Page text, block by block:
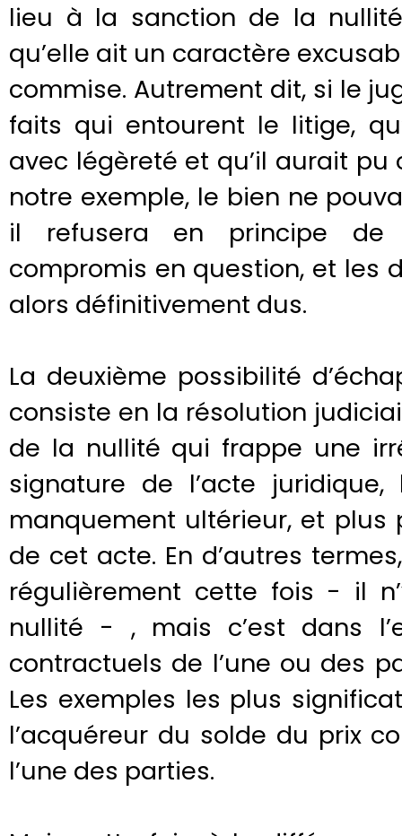
lieu à la sanction de la
qu’elle ait un caractère
commise. Autrement dit, si le
faits qui entourent le litige,
avec légèreté et qu’il aurait
notre exemple, le bien ne
il refusera en principe de
compromis en question, et les
alors définitivement dus.
La deuxième possibilité
consiste en la résolution
de la nullité qui frappe une
signature de l’acte
manquement ultérieur, et plus
de cet acte. En d’autres
régulièrement cette fois - il
nullité - , mais c’est dans
contractuels de l’une ou des
Les exemples les plus
l’acquéreur du solde du prix
l’une des parties.